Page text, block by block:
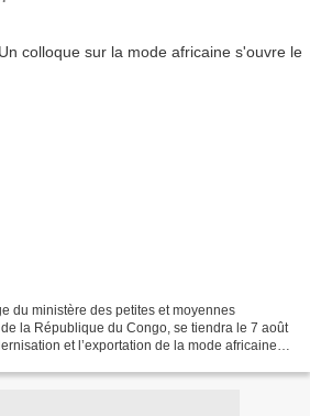
du ministère des petites et moyennes
la République du Congo, se tiendra le 7 août
et l’exportation de la mode africaine à